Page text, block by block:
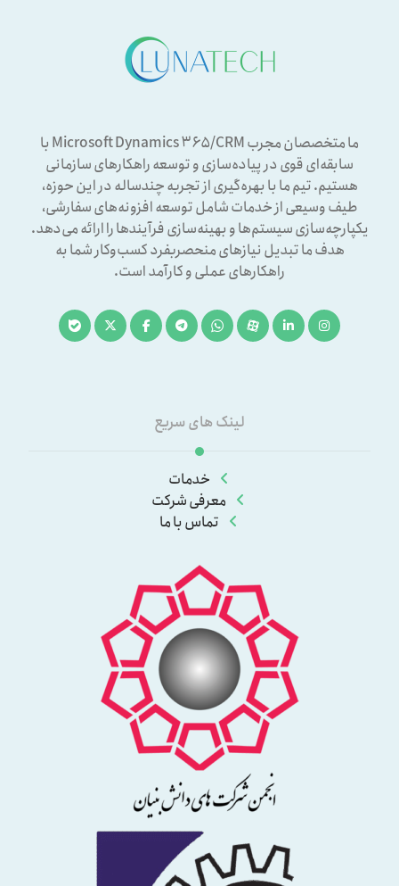
ما متخصصان مجرب Microsoft Dynamics ۳۶۵/CRM با
سابقه‌ای قوی در پیاده‌سازی و توسعه راهکارهای سازمانی
هستیم. تیم ما با بهره‌گیری از تجربه چندساله در این حوزه،
طیف وسیعی از خدمات شامل توسعه افزونه‌های سفارشی،
یکپارچه‌سازی سیستم‌ها و بهینه‌سازی فرآیندها را ارائه می‌دهد.
هدف ما تبدیل نیازهای منحصربفرد کسب‌وکار شما به
راهکارهای عملی و کارآمد است.
لینک های سریع
خدمات
معرفی شرکت
تماس با ما